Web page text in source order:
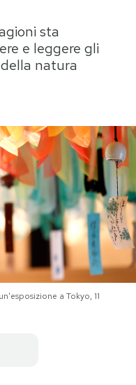
Media
Europa
sta
e leggere gli
natura
a Tokyo, 11